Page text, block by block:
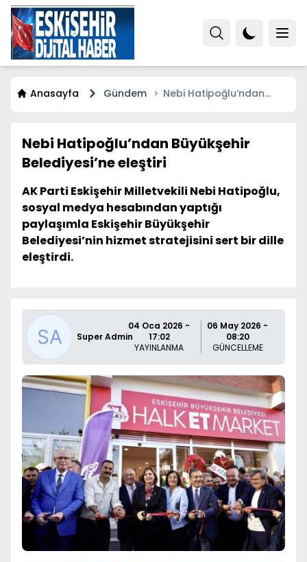
Anasayfa Gündem
Nebi Hatipoğlu’ndan
Nebi Hatipoğlu’ndan Büyükşehir
Belediyesi’ne eleştiri
AK Parti Eskişehir Milletvekili Nebi Hatipoğlu,
sosyal medya hesabından yaptığı
paylaşımla Eskişehir Büyükşehir
Belediyesi’nin hizmet stratejisini sert bir dille
eleştirdi.
Super Admin
04 Oca 2026 -
17:02
YAYINLANMA
06 May 2026 -
08:20
GÜNCELLEME